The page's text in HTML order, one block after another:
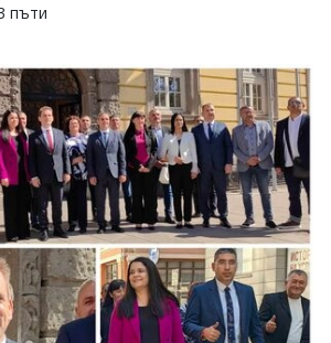
пъти